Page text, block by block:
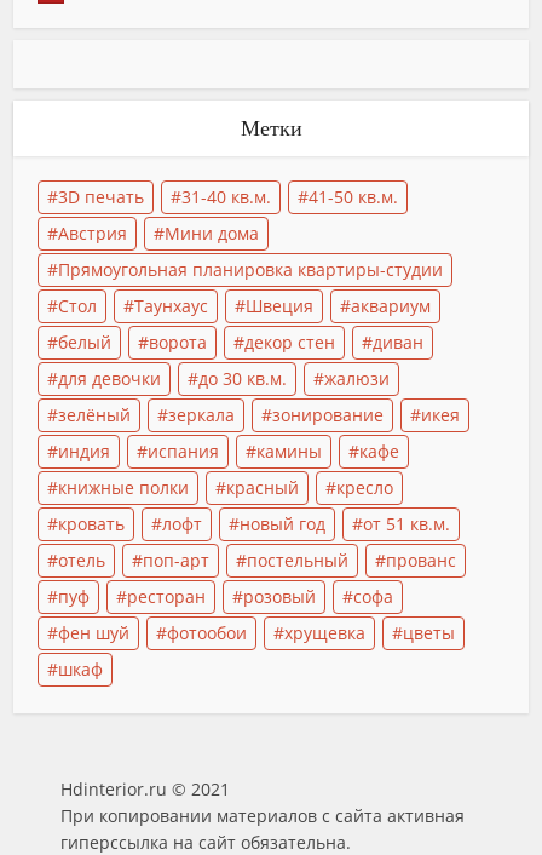
Метки
3D печать 31-40 кв.м.
41-50 кв.м.
Австрия
Мини дома
Прямоугольная планировка квартиры-студии
Стол
Таунхаус Швеция
аквариум
белый
ворота декор стен
диван
для девочки
до 30 кв.м.
жалюзи
зелёный
зеркала зонирование
икея
индия
испания камины
кафе
книжные полки
красный
кресло
кровать
лофт новый год
от 51 кв.м.
отель
поп-арт постельный
прованс
пуф
ресторан розовый
софа
фен шуй
фотообои хрущевка
цветы
шкаф
Hdinterior.ru © 2021
При копировании материалов с сайта активная
гиперссылка на сайт обязательна.